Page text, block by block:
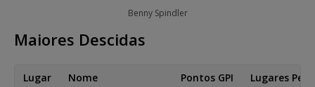
Benny Spindler
Maiores Descidas
Lugar Nome Pontos GPI Lugares